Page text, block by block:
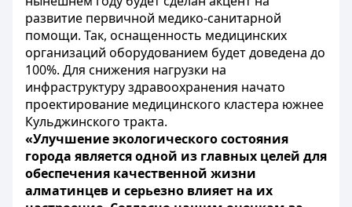
развитие первичной медико-санитарной
помощи. Так, оснащенность медицинских
организаций оборудованием будет доведена до
100%. Для снижения нагрузки на
инфраструктуру здравоохранения начато
проектирование медицинского кластера южнее
Кульджинского тракта.
«Улучшение экологического состояния
города является одной из главных целей для
обеспечения качественной жизни
алматинцев и серьезно влияет на их